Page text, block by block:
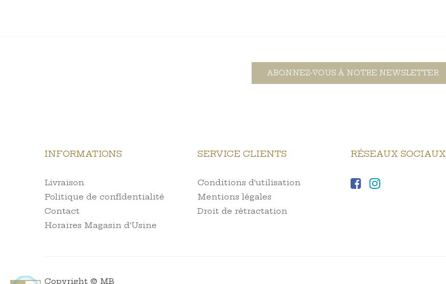
ABONNEZ-VOUS À NOTRE NEWSLETTER
INFORMATIONS
Livraison
Politique de confidentialité
Contact
Horaires Magasin d'Usine
SERVICE CLIENTS
Conditions d'utilisation
Mentions légales
Droit de rétractation
RÉSEAUX SOCIAUX
Copyright © MB